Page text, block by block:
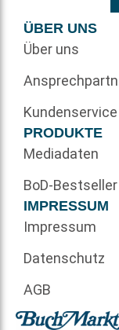
ÜBER UNS
Über uns
Kundenservice
PRODUKTE
Mediadaten
BoD-Bestseller
IMPRESSUM
Impressum
Datenschutz
AGB